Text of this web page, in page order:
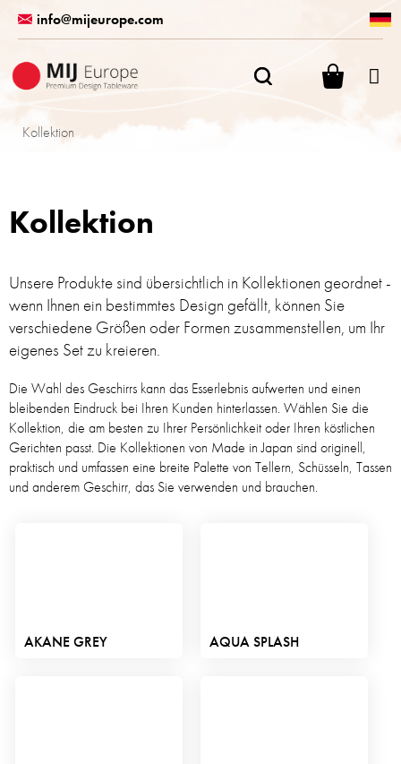
Inhalt
springen
info@mijeurope.com
Kollektion
Kollektion
Unsere Produkte sind übersichtlich in Kollektionen geordnet -
wenn Ihnen ein bestimmtes Design gefällt, können Sie
verschiedene Größen oder Formen zusammenstellen, um Ihr
eigenes Set zu kreieren.
Die Wahl des Geschirrs kann das Esserlebnis aufwerten und einen
bleibenden Eindruck bei Ihren Kunden hinterlassen. Wählen Sie die
Kollektion, die am besten zu Ihrer Persönlichkeit oder Ihren köstlichen
Gerichten passt. Die Kollektionen von Made in Japan sind originell,
praktisch und umfassen eine breite Palette von Tellern, Schüsseln, Tassen
und anderem Geschirr, das Sie verwenden und brauchen.
AKANE GREY AQUA SPLASH